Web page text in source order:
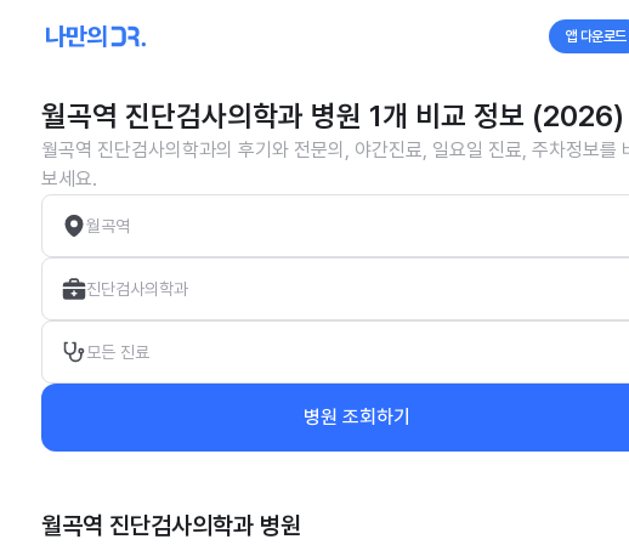
앱 다운로드
월곡역 진단검사의학과 병원 1개 비교 정보 (2026)
월곡역 진단검사의학과의 후기와 전문의, 야간진료, 일요일 진료, 주차정보를
보세요.
월곡역
진단검사의학과
모든 진료
병원 조회하기
월곡역 진단검사의학과 병원